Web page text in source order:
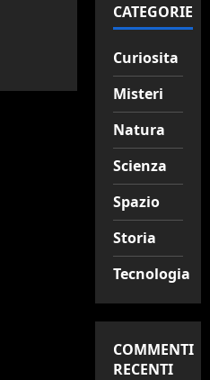
CATEGORIE
Curiosita
Misteri
Natura
Scienza
Spazio
Storia
Tecnologia
COMMENTI
RECENTI